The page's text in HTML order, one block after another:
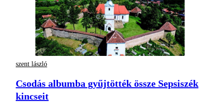
szent lászló
Csodás albumba gyűjtötték össze Sepsiszék
kincseit